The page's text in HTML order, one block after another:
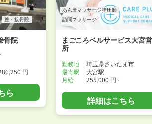
整・接骨院
骨院
円
ら
あん摩マッサージ指圧師
訪問マッサージ
まごころベルサービス大宮
所
勤務地
埼玉県さいたま市
最寄駅
大宮駅
月給
255,000 円~
詳細はこちら